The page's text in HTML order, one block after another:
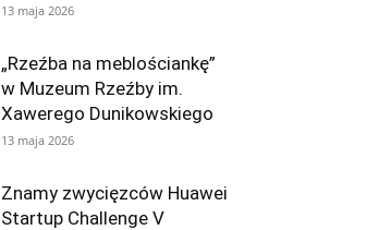
13 maja 2026
„Rzeźba na meblościankę”
w Muzeum Rzeźby im.
Xawerego Dunikowskiego
13 maja 2026
Znamy zwycięzców Huawei
Startup Challenge V